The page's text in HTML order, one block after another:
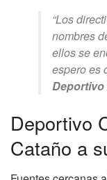
“Los
nombres
ellos se
espero es
Deportivo
Deportivo
Cataño a